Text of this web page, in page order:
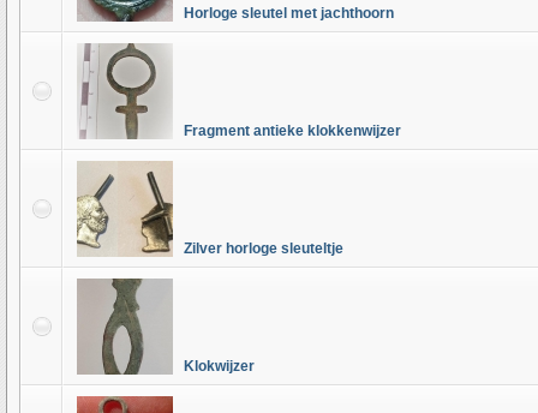
Horloge sleutel met jachthoorn
Fragment antieke klokkenwijzer
Zilver horloge sleuteltje
Klokwijzer